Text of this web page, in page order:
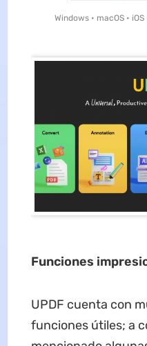
Windows • macOS •
Funciones
UPDF cuenta con
funciones útiles; a